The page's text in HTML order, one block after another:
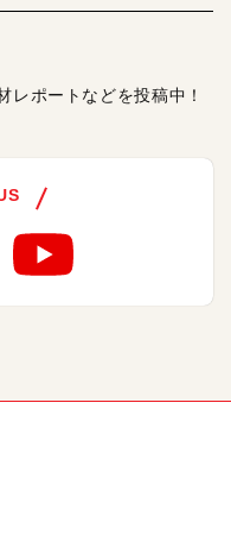
レポートなどを投稿中！